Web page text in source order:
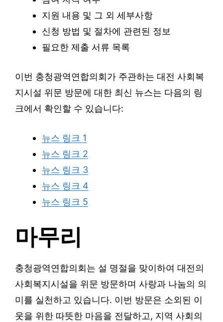
지원 내용 및 그 외 세부사항
신청 방법 및 절차에 관련된 정보
필요한 제출 서류 목록
이번 충청광역연합의회가 주관하는 대전 사회복
지시설 위문 방문에 대한 최신 뉴스는 다음의 링
크에서 확인할 수 있습니다:
뉴스 링크 1
뉴스 링크 2
뉴스 링크 3
뉴스 링크 4
뉴스 링크 5
마무리
충청광역연합의회는 설 명절을 맞이하여 대전의
사회복지시설을 위문 방문하며 사랑과 나눔의 의
미를 실천하고 있습니다. 이번 방문은 소외된 이
웃을 위한 따뜻한 마음을 전달하고, 지역 사회의